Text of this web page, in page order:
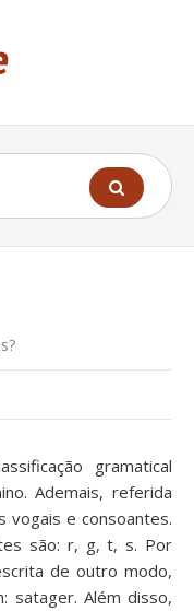
gramatical
Ademais, referida
vogais e consoantes.
são: r, g, t, s. Por
de outro modo,
satager. Além disso,